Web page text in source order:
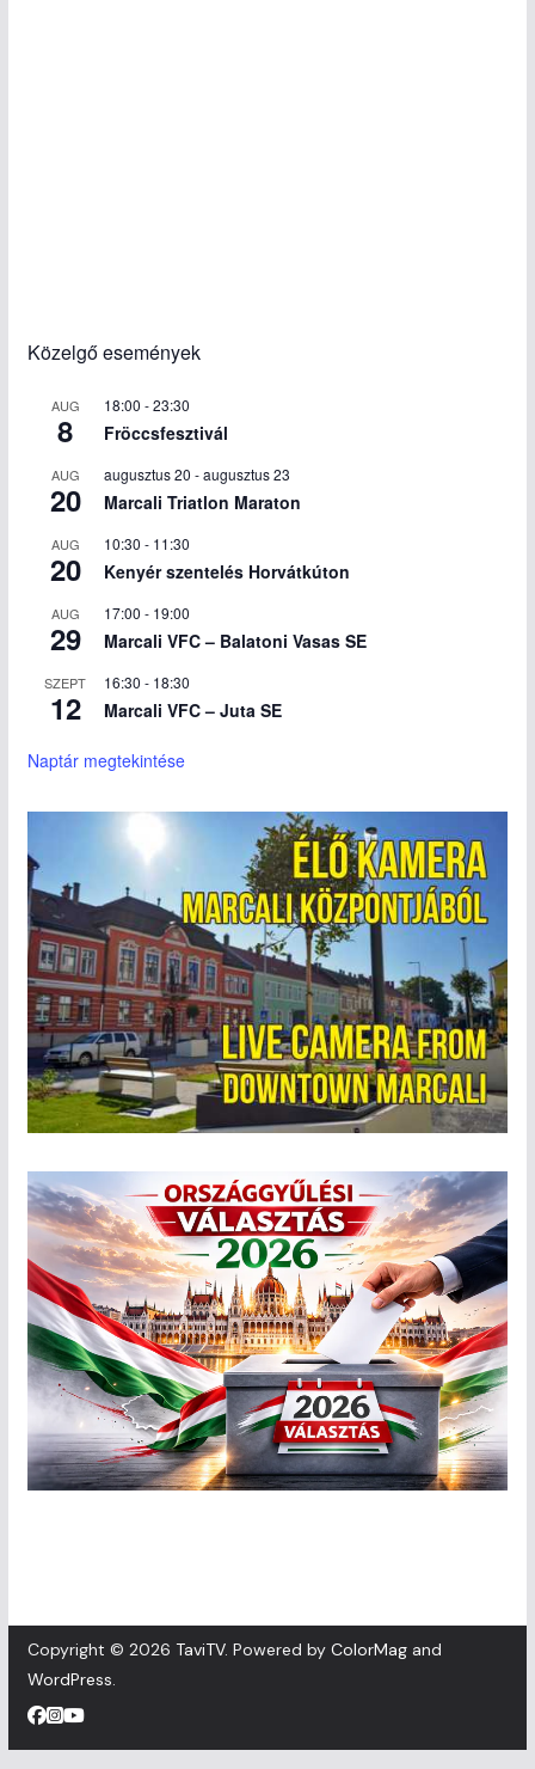
Közelgő események
AUG
8
18:00 -23:30
Fröccsfesztivál
AUG
20
augusztus 20 -augusztus 23
Marcali Triatlon Maraton
AUG
20
10:30 - 11:30
Kenyér szentelés Horvátkúton
AUG
29
17:00 - 19:00
Marcali VFC – Balatoni Vasas SE
SZEPT
12
16:30 - 18:30
Marcali VFC – Juta SE
Naptár megtekintése
Copyright © 2026 TaviTV. Powered by ColorMagand
WordPress.